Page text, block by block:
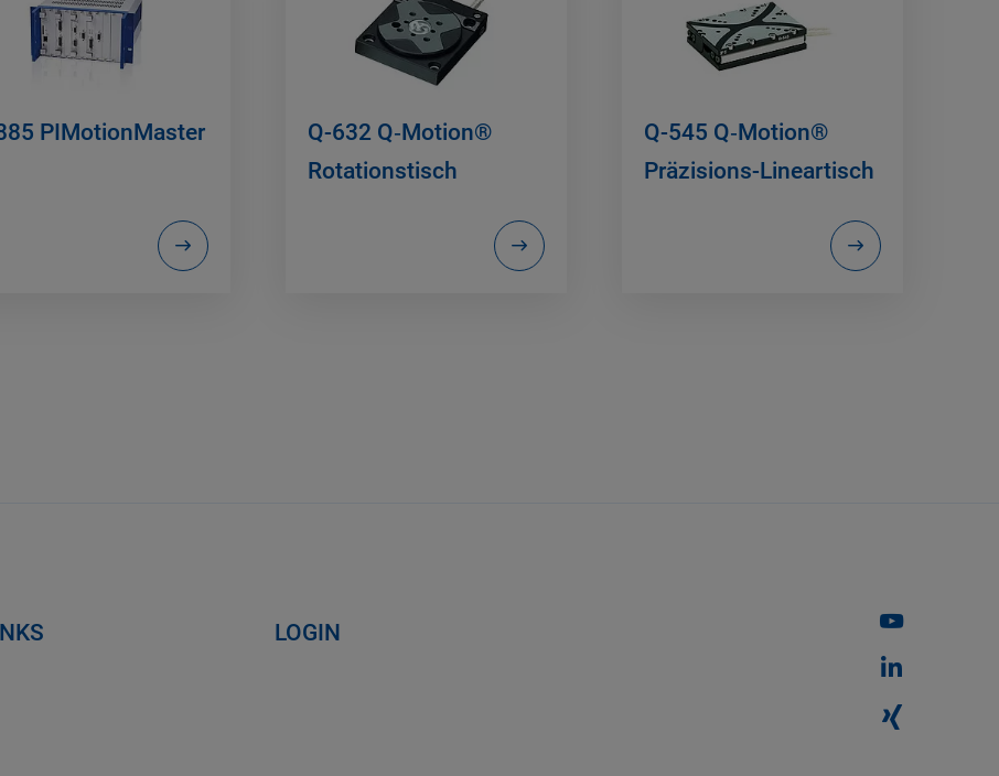
PIMotionMaster
Q-632 Q‑Motion®
Rotationstisch
Q-545 Q‑Motion®
Präzisions-Lineartisch
LOGIN